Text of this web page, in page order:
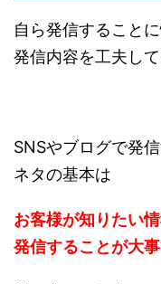
自ら発信すること
発信内容を工夫し
SNSやブログで発
ネタの基本は
お客様が知りたい
発信することが大事